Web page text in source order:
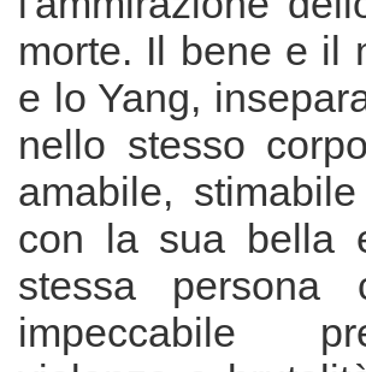
morte. Il bene e il
e lo Yang,
nello stesso
amabile,
con la sua bella
stessa
impeccabile